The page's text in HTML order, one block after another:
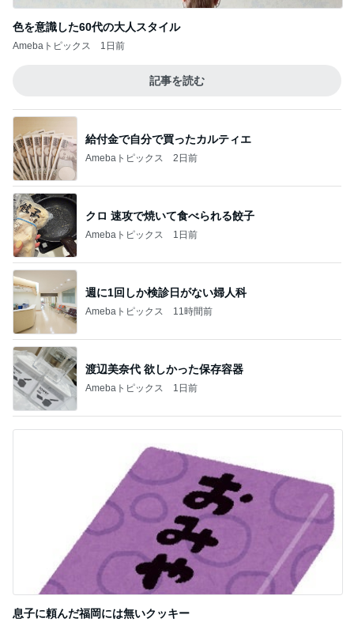
色を意識した60代の大人スタイル
Amebaトピックス 1日前
記事を読む
給付金で自分で買ったカルティエ
Amebaトピックス 2日前
クロ 速攻で焼いて食べられる餃子
Amebaトピックス 1日前
週に1回しか検診日がない婦人科
Amebaトピックス 11時間前
渡辺美奈代 欲しかった保存容器
Amebaトピックス 1日前
息子に頼んだ福岡には無いクッキー